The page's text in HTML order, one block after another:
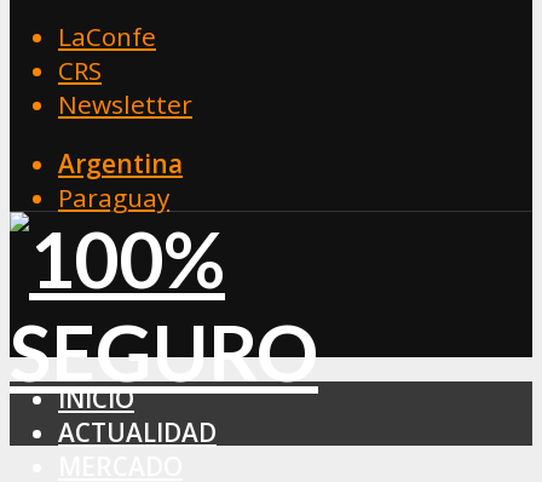
LaConfe
CRS
Newsletter
Argentina
Paraguay
INICIO
ACTUALIDAD